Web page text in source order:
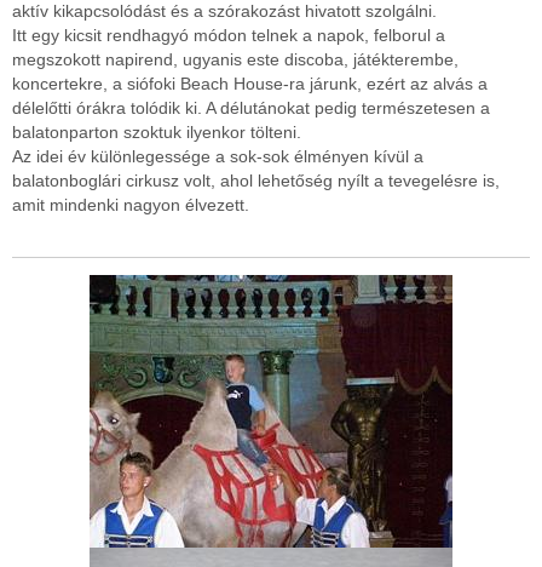
aktív kikapcsolódást és a szórakozást hivatott szolgálni.
Itt egy kicsit rendhagyó módon telnek a napok, felborul a
megszokott napirend, ugyanis este discoba, játékterembe,
koncertekre, a siófoki Beach House-ra járunk, ezért az alvás a
délelőtti órákra tolódik ki. A délutánokat pedig természetesen a
balatonparton szoktuk ilyenkor tölteni.
Az idei év különlegessége a sok-sok élményen kívül a
balatonboglári cirkusz volt, ahol lehetőség nyílt a tevegelésre is,
amit mindenki nagyon élvezett.